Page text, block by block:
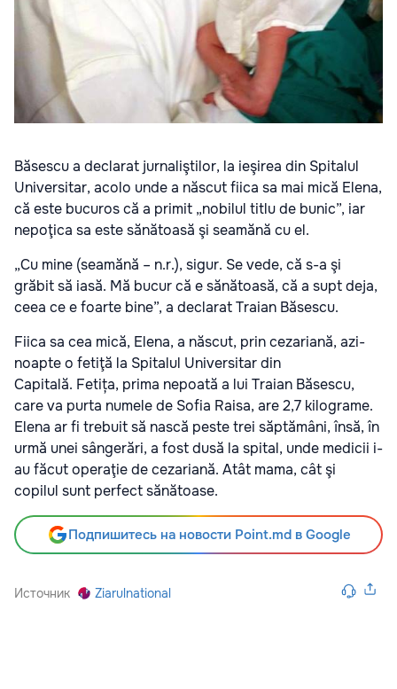
Băsescu a declarat jurnaliştilor, la ieşirea din Spitalul
Universitar, acolo unde a născut fiica sa mai mică Elena,
că este bucuros că a primit „nobilul titlu de bunic”, iar
nepoţica sa este sănătoasă şi seamănă cu el.
„Cu mine (seamănă – n.r.), sigur. Se vede, că s-a şi
grăbit să iasă. Mă bucur că e sănătoasă, că a supt deja,
ceea ce e foarte bine”, a declarat Traian Băsescu.
Fiica sa cea mică, Elena, a născut, prin cezariană, azi-
noapte o fetiţă la Spitalul Universitar din
Capitală. Fetița, prima nepoată a lui Traian Băsescu,
care va purta numele de Sofia Raisa, are 2,7 kilograme.
Elena ar fi trebuit să nască peste trei săptămâni, însă, în
urmă unei sângerări, a fost dusă la spital, unde medicii i-
au făcut operaţie de cezariană. Atât mama, cât şi
copilul sunt perfect sănătoase.
Подпишитесь на новости Point.md в Google
Источник Ziarulnational